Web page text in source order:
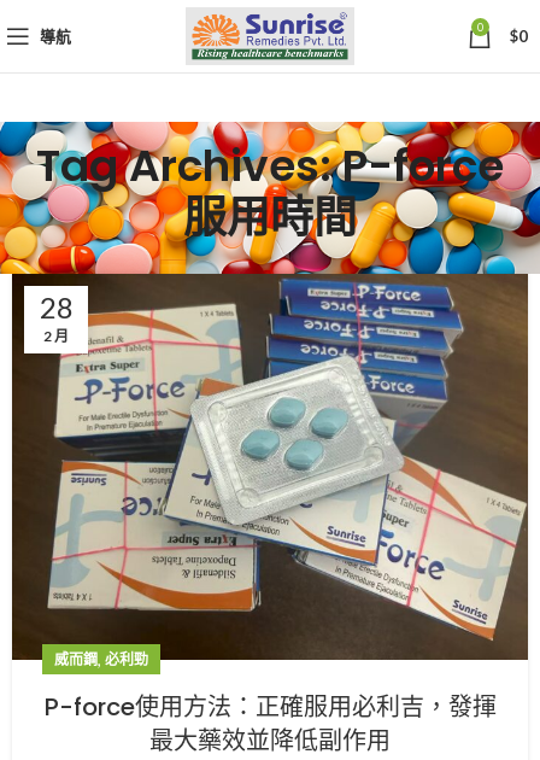
導航 0 $0
Tag Archives: P-force
服用時間
28
2 月
威而鋼, 必利勁
P-force使用方法：正確服用必利吉，發揮
最大藥效並降低副作用